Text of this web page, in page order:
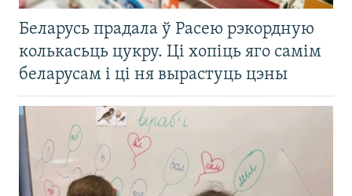
Беларусь прадала ў Расею рэкордную
колькасьць цукру. Ці хопіць яго самім
беларусам і ці ня вырастуць цэны